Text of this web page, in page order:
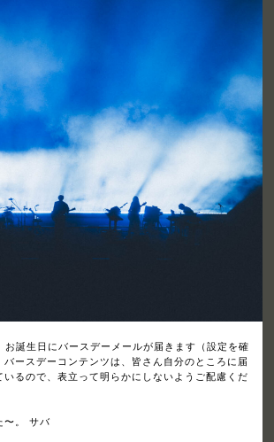
お誕生日にバースデーメールが届きます（設定を確
ースデーコンテンツは、皆さん自分のところに届
いるので、表立って明らかにしないようご配慮くだ
〜。 サバ